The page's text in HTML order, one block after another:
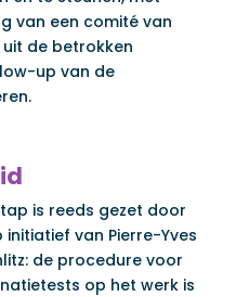
van een comité van
de betrokken
up van de
is reeds gezet door
van Pierre-Yves
de procedure voor
op het werk is